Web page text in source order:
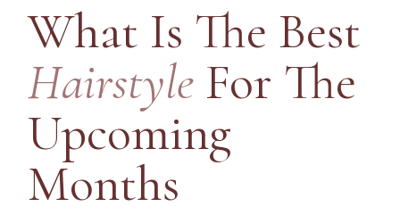
What Is The Best
Hairstyle For The
Upcoming
Months